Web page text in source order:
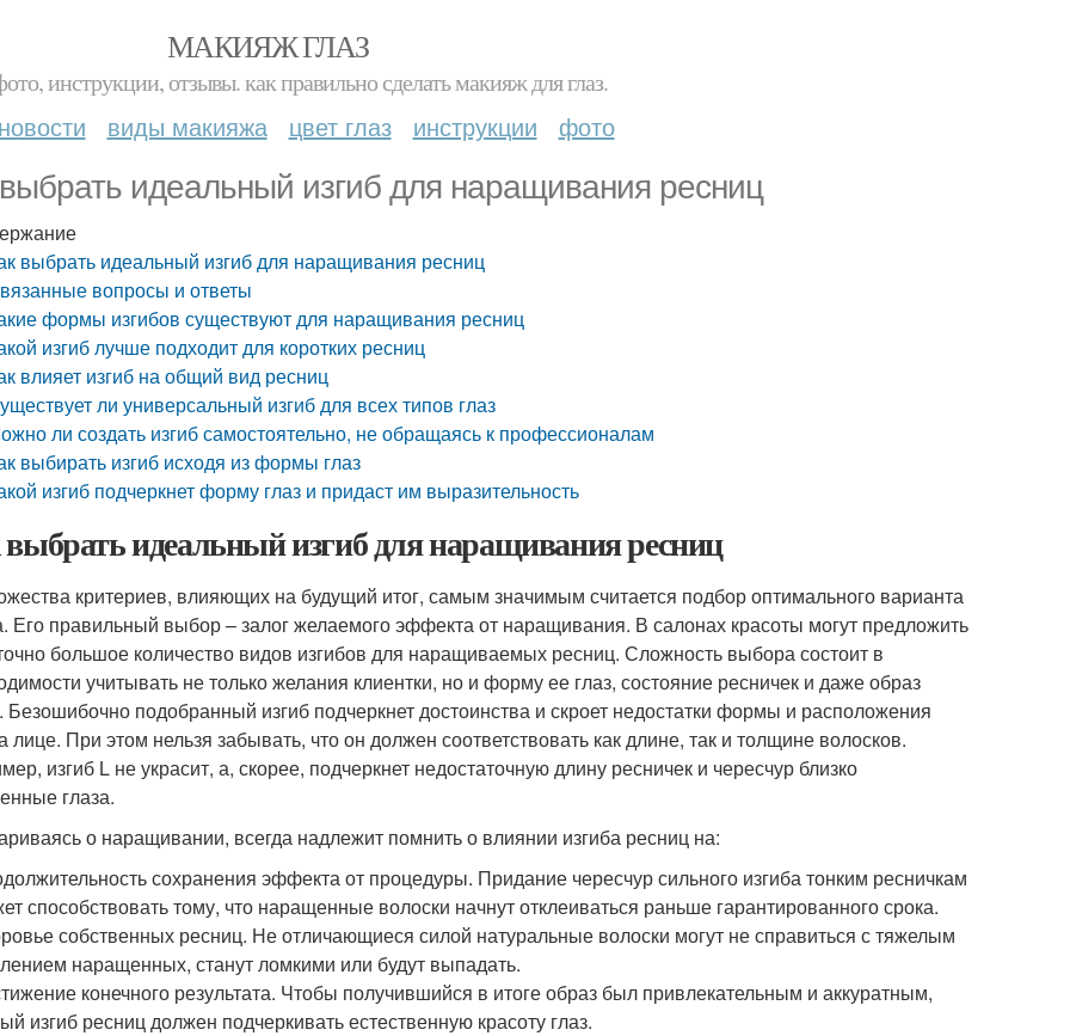
МАКИЯЖ ГЛАЗ
инструкции, отзывы. как правильно сделать макияж для глаз.
новости виды макияжа цвет глаз инструкции фото
идеальный изгиб для наращивания ресниц
выбрать идеальный изгиб для наращивания ресниц
вопросы и ответы
формы изгибов существуют для наращивания ресниц
изгиб лучше подходит для коротких ресниц
влияет изгиб на общий вид ресниц
ли универсальный изгиб для всех типов глаз
ли создать изгиб самостоятельно, не обращаясь к профессионалам
выбирать изгиб исходя из формы глаз
изгиб подчеркнет форму глаз и придаст им выразительность
идеальный изгиб для наращивания ресниц
критериев, влияющих на будущий итог, самым значимым считается подбор оптимального варианта
Его правильный выбор – залог желаемого эффекта от наращивания. В салонах красоты могут предложить
большое количество видов изгибов для наращиваемых ресниц. Сложность выбора состоит в
учитывать не только желания клиентки, но и форму ее глаз, состояние ресничек и даже образ
Безошибочно подобранный изгиб подчеркнет достоинства и скроет недостатки формы и расположения
лице. При этом нельзя забывать, что он должен соответствовать как длине, так и толщине волосков.
изгиб L не украсит, а, скорее, подчеркнет недостаточную длину ресничек и чересчур близко
глаза.
о наращивании, всегда надлежит помнить о влиянии изгиба ресниц на:
сохранения эффекта от процедуры. Придание чересчур сильного изгиба тонким ресничкам
способствовать тому, что наращенные волоски начнут отклеиваться раньше гарантированного срока.
собственных ресниц. Не отличающиеся силой натуральные волоски могут не справиться с тяжелым
наращенных, станут ломкими или будут выпадать.
конечного результата. Чтобы получившийся в итоге образ был привлекательным и аккуратным,
изгиб ресниц должен подчеркивать естественную красоту глаз.